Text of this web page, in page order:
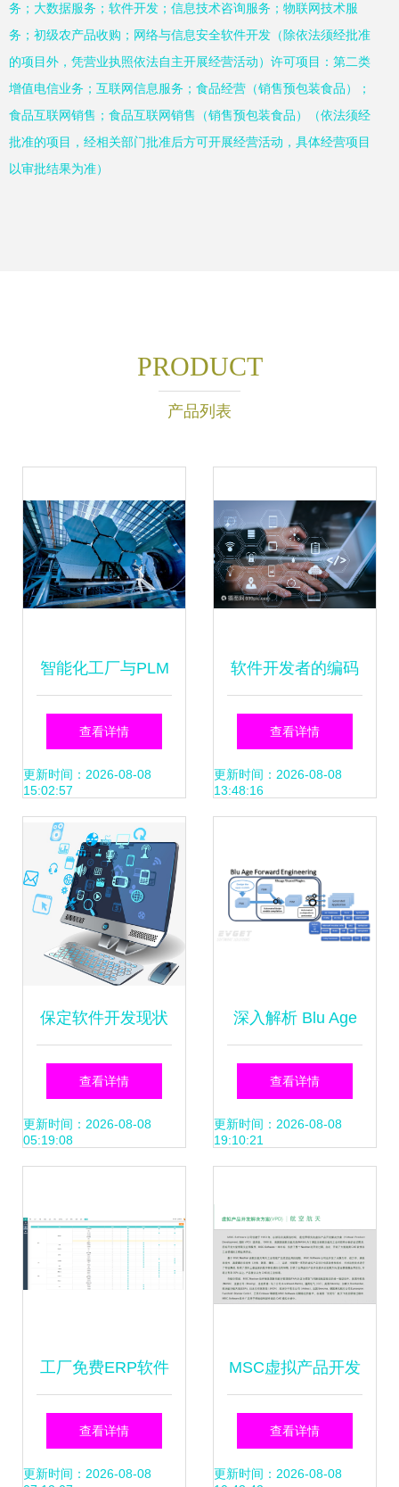
务；大数据服务；软件开发；信息技术咨询服务；物联网技术服
务；初级农产品收购；网络与信息安全软件开发（除依法须经批准
的项目外，凭营业执照依法自主开展经营活动）许可项目：第二类
增值电信业务；互联网信息服务；食品经营（销售预包装食品）；
食品互联网销售；食品互联网销售（销售预包装食品）（依法须经
批准的项目，经相关部门批准后方可开展经营活动，具体经营项目
以审批结果为准）
PRODUCT
产品列表
智能化工厂与PLM
系统的协同发展 制
造业数字化转型的
核心引擎
查看详情
更新时间：2026-08-08
15:02:57
软件开发者的编码
工作与强化的现实
仪表板计算机图标
的系统开发代码叉
和网络安全反应的
本电脑一起工作
查看详情
更新时间：2026-08-08
13:48:16
保定软件开发现状
与趋势 微信商城、
小程序与APP的融
查看详情
更新时间：2026-08-08
05:19:08
深入解析 Blu Age
Forward 工业模型
驱动的云端开发利
查看详情
更新时间：2026-08-08
19:10:21
工厂免费ERP软件
与软件开发选择指
南
查看详情
更新时间：2026-08-08
MSC虚拟产品开发
解决方案在航空航
天领域的应用与学
查看详情
更新时间：2026-08-08